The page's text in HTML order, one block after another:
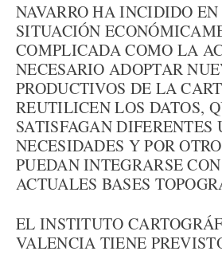
NAVARRO HA INCIDIDO
SITUACIÓN
COMPLICADA COMO LA
NECESARIO ADOPTAR
PRODUCTIVOS DE LA
REUTILICEN LOS DATOS,
SATISFAGAN DIFERENTES
NECESIDADES Y POR
PUEDAN INTEGRARSE
ACTUALES BASES
EL INSTITUTO
VALENCIA TIENE